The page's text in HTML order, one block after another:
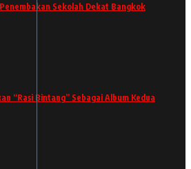
Sekolah Dekat Bangkok
“Rasi Bintang” Sebagai Album Kedua